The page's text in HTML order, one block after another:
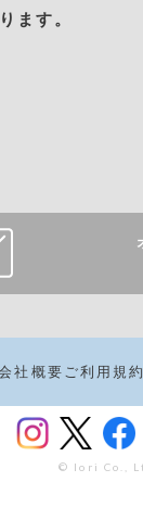
ります。
社概要 ご利用規
© Iori Co.,